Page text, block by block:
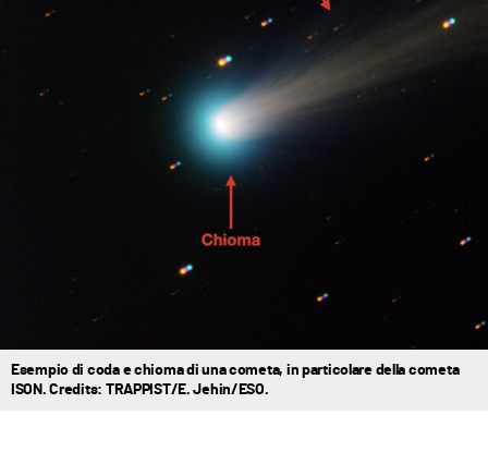
Esempio di coda e chioma di una cometa, in particolare della cometa
ISON. Credits: TRAPPIST/E. Jehin/ESO.